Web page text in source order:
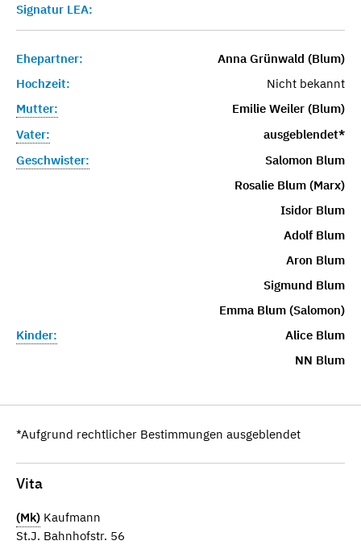
Signatur LEA:
Ehepartner:
Anna Grünwald (Blum)
Hochzeit:
Nicht bekannt
Mutter:
Emilie Weiler (Blum)
Vater:
ausgeblendet*
Geschwister:
Salomon Blum
Rosalie Blum (Marx)
Isidor Blum
Adolf Blum
Aron Blum
Sigmund Blum
Emma Blum (Salomon)
Kinder:
Alice Blum
NN Blum
*Aufgrund rechtlicher Bestimmungen ausgeblendet
Vita
(Mk) Kaufmann
St.J. Bahnhofstr. 56